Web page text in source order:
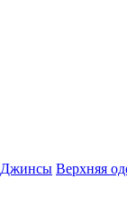
Джинсы Верхняя